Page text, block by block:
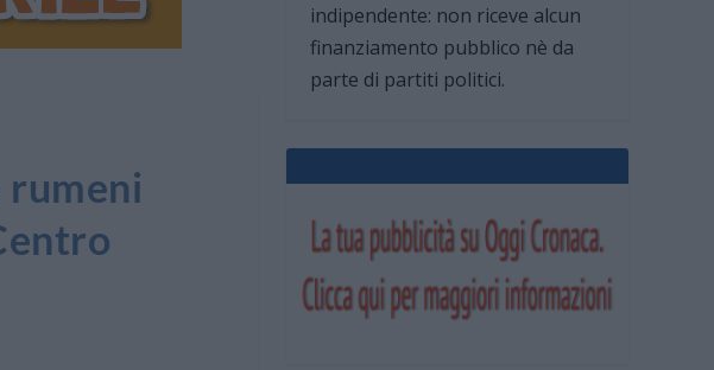
rumeni
indipendente: non riceve alcun
finanziamento pubblico nè da
parte di partiti politici.